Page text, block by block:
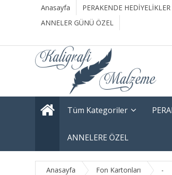
Anasayfa PERAKENDE HEDİYELİKLER
ANNELER GÜNÜ ÖZEL
Tüm Kategoriler
ANNELERE ÖZEL
Anasayfa Fon Kartonları -